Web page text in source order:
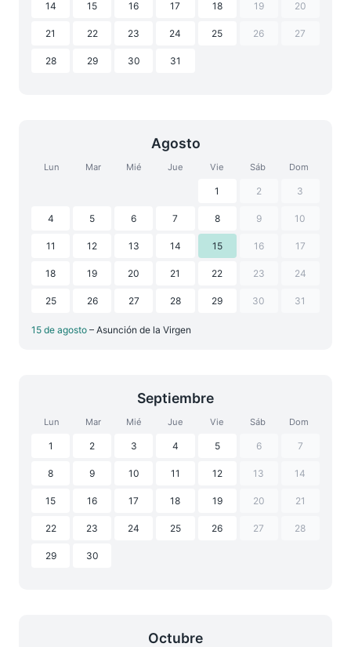
14 15 16 17 18 19 20
21 22 23 24 25 26 27
28 29 30 31
Agosto
Lun Mar Mié Jue Vie Sáb Dom
1 2 3
4 5 6 7 8 9 10
11 12 13 14 15 16 17
18 19 20 21 22 23 24
25 26 27 28 29 30 31
15 de agosto – Asunción de la Virgen
Septiembre
Lun Mar Mié Jue Vie Sáb Dom
1 2 3 4 5 6 7
8 9 10 11 12 13 14
15 16 17 18 19 20 21
22 23 24 25 26 27 28
29 30
Octubre